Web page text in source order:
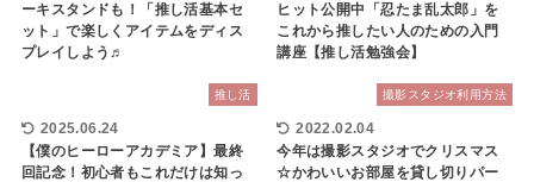
ーキスタンドも！「推し活基本セ
ット」で楽しくアイテムをディス
プレイしよう♬
ヒット公開中「忍たま乱太郎」を
これから推したい人のための入門
講座【推し活勉強会】
推し活
2025.06.24
【僕のヒーローアカデミア】最終
回記念！初心者もこれだけは知っ
撮影スタジオ利用方法
2022.02.04
今年は撮影スタジオでクリスマス
☆かわいいお部屋を貸し切りパー